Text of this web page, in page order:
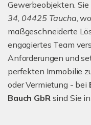
Gewerbeobjekten.
34, 04425 Taucha,
maßgeschneiderte
engagiertes Team
Anforderungen und
perfekten Immobilie
oder Vermietung - bei
Bauch GbRsind Sie